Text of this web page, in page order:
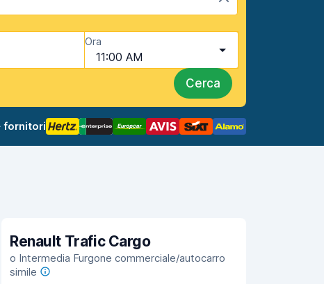
Ora
11:00 AM
Cerca
fornitori
Renault Trafic Cargo
o Intermedia Furgone commerciale/autocarro
simile